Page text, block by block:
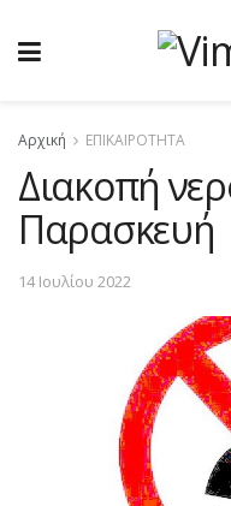
Αρχική ΕΠΙΚΑΙΡΟΤΗΤΑ
Διακοπή
Παρασκευή
14 Ιουλίου 2022